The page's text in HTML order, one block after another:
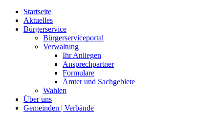
Startseite
Aktuelles
Bürgerservice
Bürgerserviceportal
Verwaltung
Ihr Anliegen
Ansprechpartner
Formulare
Ämter und Sachgebiete
Wahlen
Über uns
Gemeinden | Verbände